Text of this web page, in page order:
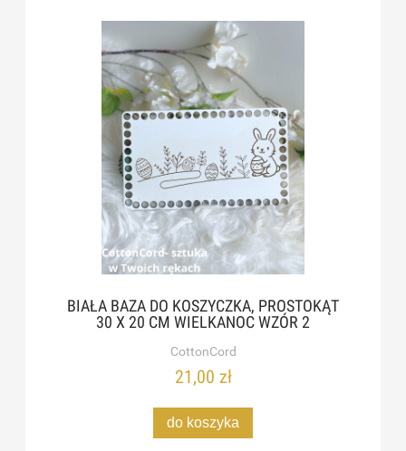
BIAŁA BAZA DO KOSZYCZKA, PROSTOKĄT
30 X 20 CM WIELKANOC WZÓR 2
CottonCord
21,00 zł
do koszyka